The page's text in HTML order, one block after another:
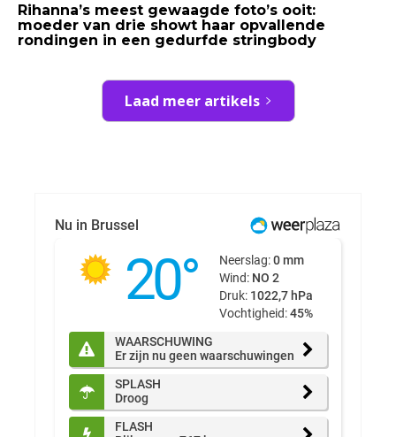
Rihanna’s meest gewaagde foto’s ooit:
moeder van drie showt haar opvallende
rondingen in een gedurfde stringbody
Laad meer artikels